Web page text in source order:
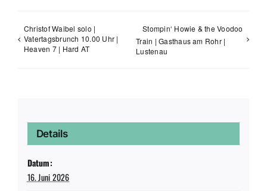
Christof Waibel solo |
Vatertagsbrunch 10.00 Uhr |
Heaven 7 | Hard AT
Stompin‘ Howie & the Voodoo
Train | Gasthaus am Rohr |
Lustenau
Details
Datum:
16. Juni 2026